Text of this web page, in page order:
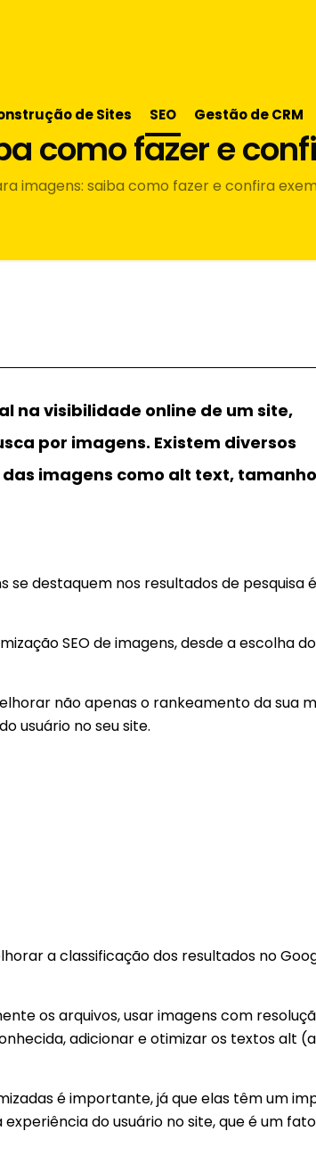
de Sites SEO Gestão de CRM
como fazer e
imagens: saiba como fazer e confira
na visibilidade online de um site,
por imagens. Existem diversos
imagens como alt text,
se destaquem nos resultados de pesquisa é
SEO de imagens, desde a escolha do
não apenas o rankeamento da sua
usuário no seu site.
a classificação dos resultados no
os arquivos, usar imagens com
adicionar e otimizar os textos alt
é importante, já que elas têm um
do usuário no site, que é um